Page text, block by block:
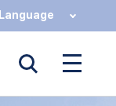
Language